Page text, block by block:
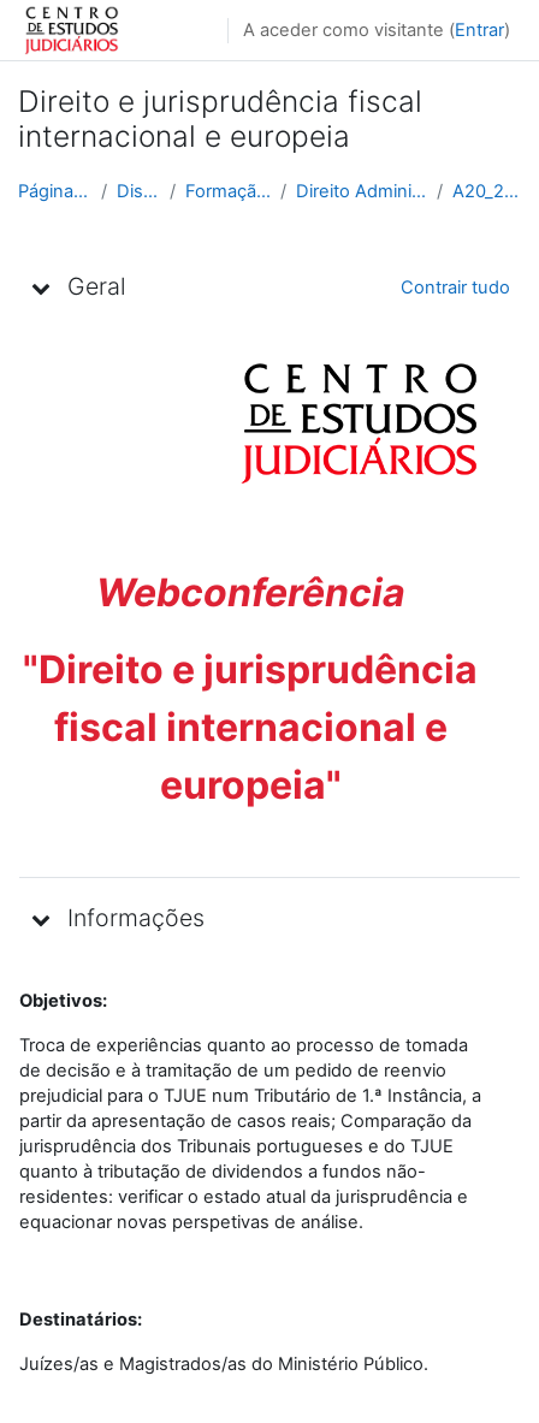
Ir para o conteúdo principal
A aceder como visitante (Entrar)
Direito e jurisprudência fiscal
internacional e europeia
Página principal Disciplinas Formação Contínua Direito Administrativo e Fiscal A20_2020_2021
Geral Contrair tudo
Webconferência
"Direito e jurisprudência
fiscal internacional e
europeia"
Informações
Objetivos:
Troca de experiências quanto ao processo de tomada
de decisão e à tramitação de um pedido de reenvio
prejudicial para o TJUE num Tributário de 1.ª Instância, a
partir da apresentação de casos reais; Comparação da
jurisprudência dos Tribunais portugueses e do TJUE
quanto à tributação de dividendos a fundos não-
residentes: verificar o estado atual da jurisprudência e
equacionar novas perspetivas de análise.
Destinatários:
Juízes/as e Magistrados/as do Ministério Público.